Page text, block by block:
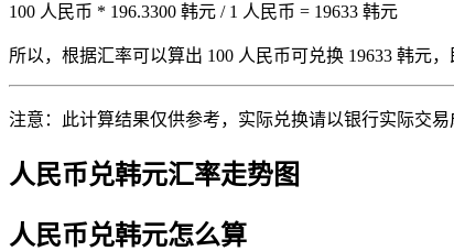
100 人民币 * 196.3300 韩元 / 1 人民币 = 19633 韩元
所以，根据汇率可以算出 100 人民币可兑换 19633 韩元
注意：此计算结果仅供参考，实际兑换请以银行实际交易
人民币兑韩元汇率走势图
人民币兑韩元怎么算